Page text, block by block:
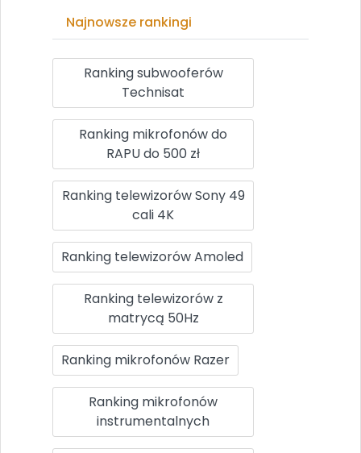
Najnowsze rankingi
Ranking subwooferów
Technisat
Ranking mikrofonów do
RAPU do 500 zł
Ranking telewizorów Sony 49
cali 4K
Ranking telewizorów Amoled
Ranking telewizorów z
matrycą 50Hz
Ranking mikrofonów Razer
Ranking mikrofonów
instrumentalnych